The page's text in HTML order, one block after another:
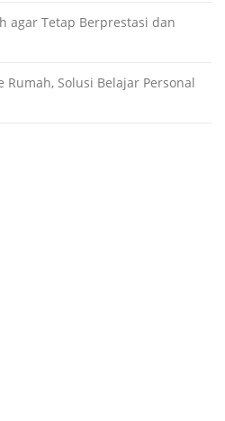
agar Tetap Berprestasi dan
Rumah, Solusi Belajar Personal